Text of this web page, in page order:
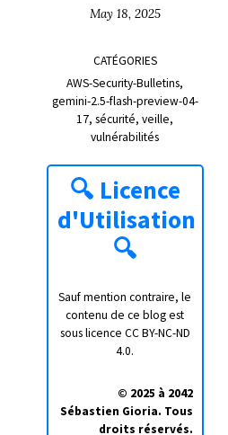
May 18, 2025
CATÉGORIES
AWS-Security-Bulletins
gemini-2.5-flash-preview-04-
17 sécurité veille
vulnérabilités
🔍 Licence
d'Utilisation
🔍
Sauf mention contraire, le
contenu de ce blog est
sous licence CC BY-NC-ND
4.0.
© 2025 à 2042
Sébastien Gioria. Tous
droits réservés.